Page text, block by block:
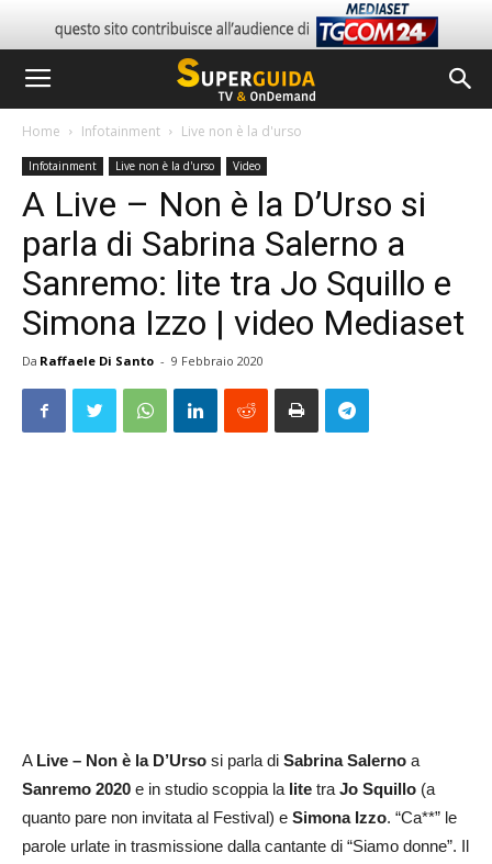
Home Infotainment Live non è la d'urso
Infotainment Live non è la d'urso Video
A Live – Non è la D’Urso si
parla di Sabrina Salerno a
Sanremo: lite tra Jo Squillo e
Simona Izzo | video Mediaset
Da Raffaele Di Santo - 9 Febbraio 2020
A Live – Non è la D’Urso si parla di Sabrina Salerno a
Sanremo 2020 e in studio scoppia la lite traJo Squillo (a
quanto pare non invitata al Festival) e Simona Izzo. “Ca**” le
parole urlate in trasmissione dalla cantante di “Siamo donne”. Il